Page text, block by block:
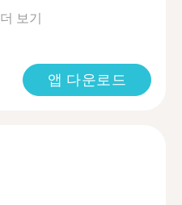
더 보기
앱 다운로드